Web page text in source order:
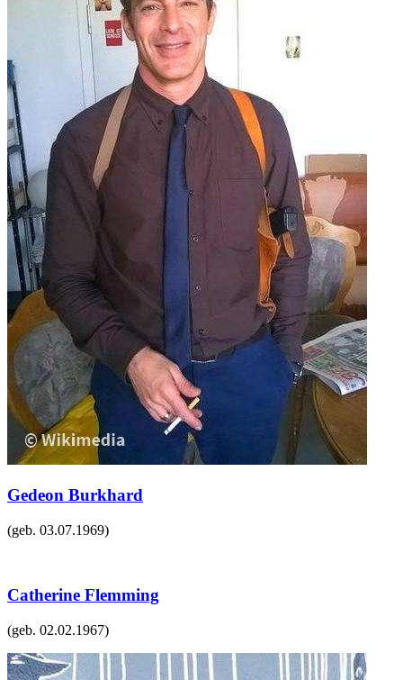
Gedeon Burkhard
(geb. 03.07.1969)
Catherine Flemming
(geb. 02.02.1967)